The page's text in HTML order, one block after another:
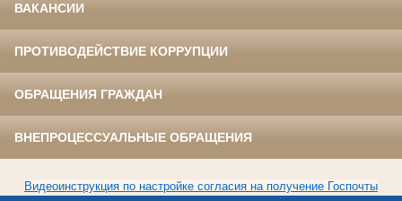
ВАКАНСИИ
ПРОТИВОДЕЙСТВИЕ КОРРУПЦИИ
ОБРАЩЕНИЯ ГРАЖДАН
ВНЕПРОЦЕССУАЛЬНЫЕ ОБРАЩЕНИЯ
Видеоинструкция по настройке согласия на получение Госпочты